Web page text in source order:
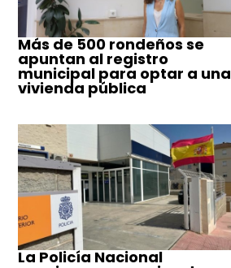
Más de 500 rondeños se
apuntan al registro
municipal para optar a una
vivienda pública
La Policía Nacional